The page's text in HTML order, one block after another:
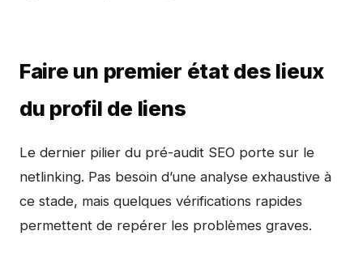
Faire un premier état des lieux
du profil de liens
Le dernier pilier du pré-audit SEO porte sur le
netlinking. Pas besoin d’une analyse exhaustive à
ce stade, mais quelques vérifications rapides
permettent de repérer les problèmes graves.